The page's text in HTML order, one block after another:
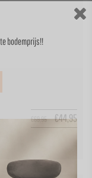
€69,95 €44,95
bodemprijs!!